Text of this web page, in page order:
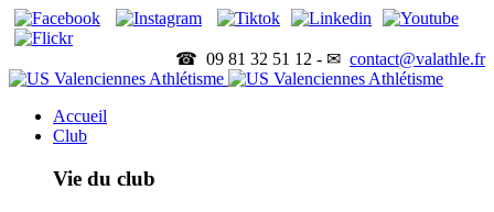
☎ 09 81 32 51 12 - ✉ contact@valathle.fr
Accueil
Club
Vie du club